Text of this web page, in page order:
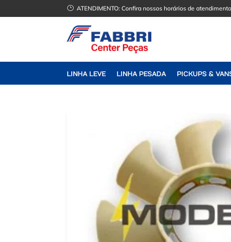
} ATENDIMENTO:Confira nossos horários de atendimento
LINHA LEVE LINHA PESADA PICKUPS &